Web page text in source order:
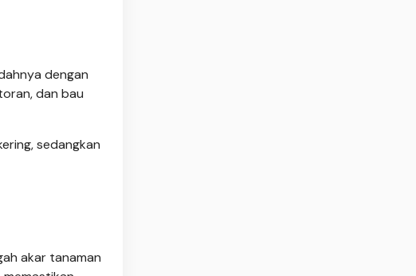
dengan
dan bau
sedangkan
akar tanaman